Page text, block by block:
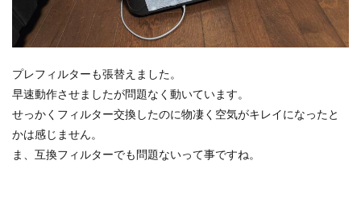
プレフィルターも張替えました。
早速動作させましたが問題なく動いています。
せっかくフィルター交換したのに物凄く空気がキレイになったと
かは感じません。
ま、互換フィルターでも問題ないって事ですね。